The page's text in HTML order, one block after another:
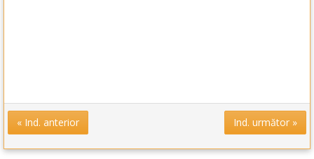
« Ind. anterior Ind. următor »